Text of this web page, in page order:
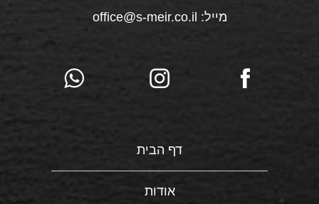
מייל: office@s-meir.co.il
דף הבית
אודות